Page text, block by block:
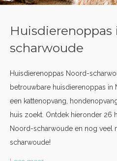
Huisdierenoppas
scharwoude
Huisdierenoppas Noord-
betrouwbare huisdierenoppas in
een kattenopvang,
huis zoekt. Ontdek hieronder 26
Noord-scharwoude en nog veel
scharwoude!